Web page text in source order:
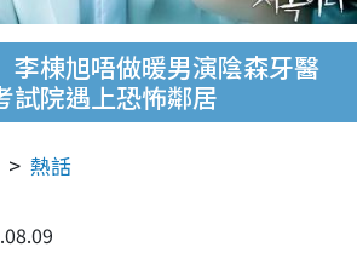
李棟旭唔做暖男演陰森牙醫
試院遇上恐怖鄰居
熱話